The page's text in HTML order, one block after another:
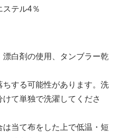
テル4％
漂白剤の使用、タンブラー乾
する可能性があります。洗
て単独で洗濯してくださ
当て布をした上で低温・短